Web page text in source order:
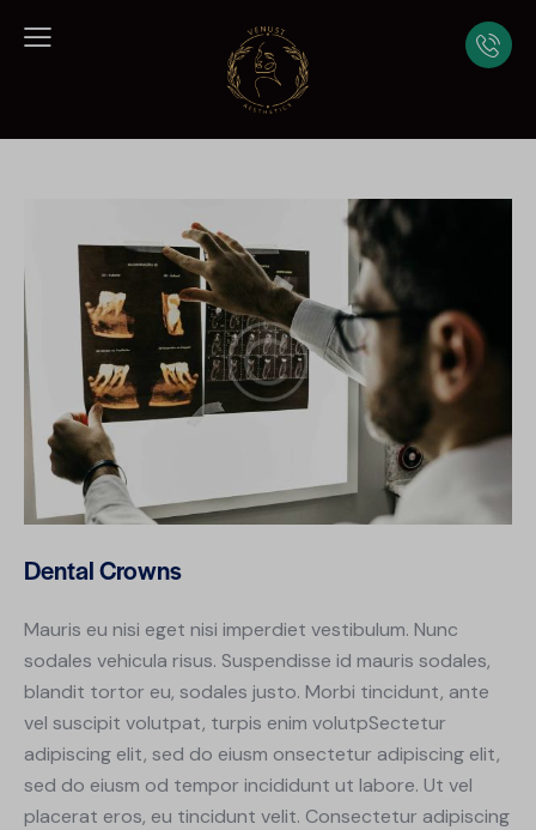
Dental Crowns
Mauris eu nisi eget nisi imperdiet vestibulum. Nunc
sodales vehicula risus. Suspendisse id mauris sodales,
blandit tortor eu, sodales justo. Morbi tincidunt, ante
vel suscipit volutpat, turpis enim volutpSectetur
adipiscing elit, sed do eiusm onsectetur adipiscing elit,
sed do eiusm od tempor incididunt ut labore. Ut vel
placerat eros, eu tincidunt velit. Consectetur adipiscing